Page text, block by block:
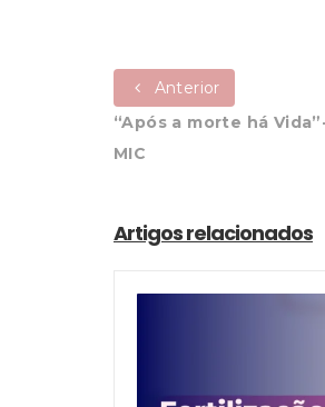
Anterior
“Após a morte há
MIC
Artigos relacionados